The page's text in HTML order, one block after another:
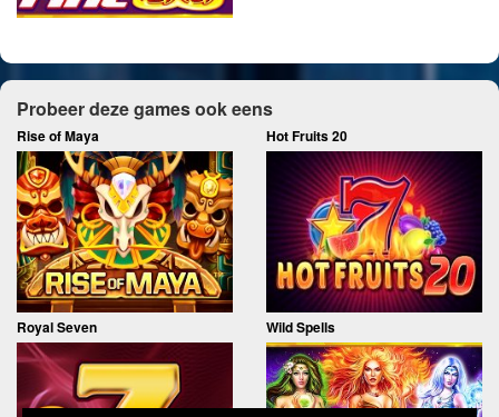
Probeer deze games ook eens
Rise of Maya Hot Fruits 20
Royal Seven Wild Spells